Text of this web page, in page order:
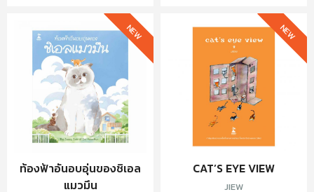
ท้องฟ้าอันอบอุ่นของชิเอล
แมวมึน
NEW
CAT’S EYE VIEW
JIEW
NEW